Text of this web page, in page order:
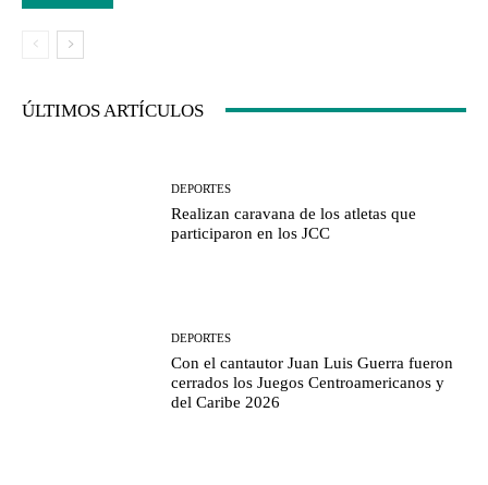
ÚLTIMOS ARTÍCULOS
DEPORTES
Realizan caravana de los atletas que
participaron en los JCC
DEPORTES
Con el cantautor Juan Luis Guerra fueron
cerrados los Juegos Centroamericanos y
del Caribe 2026